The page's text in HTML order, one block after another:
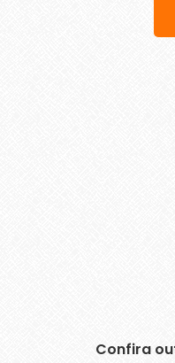
Confira